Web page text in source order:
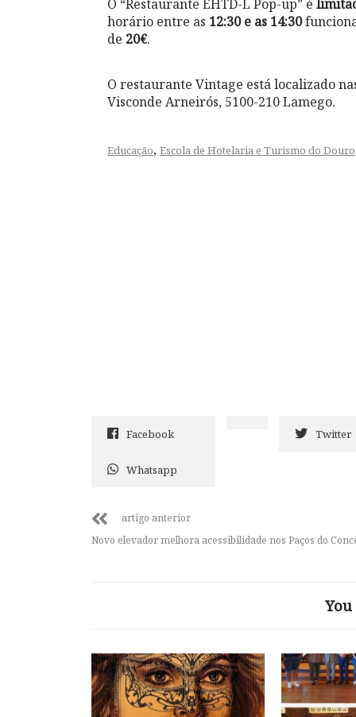
O “Restaurante EHTD-L Pop-up” é
horário entre as 12:30 e as 14:30
de 20€.
O restaurante Vintage está localizado
Visconde Arneirós, 5100-210 Lamego.
Educação, Escola de Hotelaria e Turismo do Douro
Facebook Twitter
Whatsapp
artigo anterior
Novo elevador melhora acessibilidade nos Paços do